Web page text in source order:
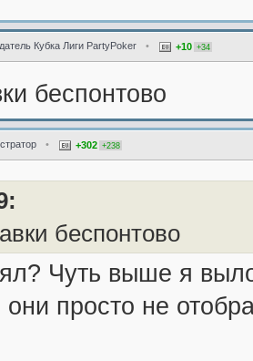
Кубка Лиги PartyPoker • +10 +34
беспонтово
• +302 +238
беспонтово
Чуть выше я
они просто не